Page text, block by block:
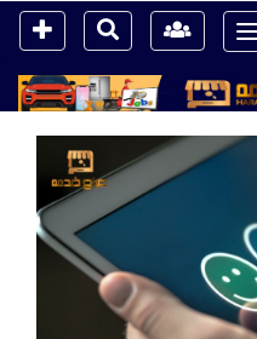
Toggle
navigation